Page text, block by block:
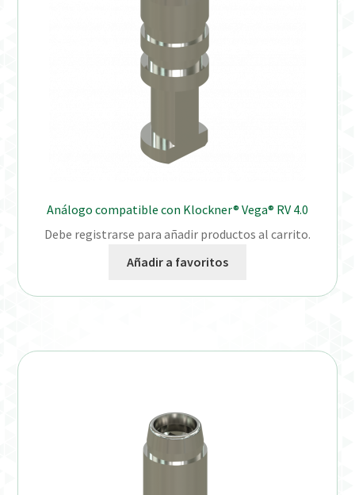
Instrucciones de uso (ESP)
Instructions for Use (ENG)
Productos Favoritos
Verification Required
Análogo compatible con Klockner® Vega® RV 4.0
Debe registrarse para añadir productos al carrito.
Añadir a favoritos